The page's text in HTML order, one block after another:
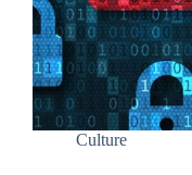
Culture